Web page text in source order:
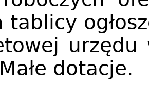
tablicy
urzędu
dotacje.